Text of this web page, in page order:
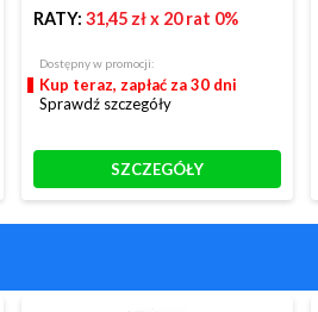
RATY: 31,45 złx 20 rat 0%
Dostępny w promocji:
Kup teraz, zapłać za 30 dni
Sprawdź szczegóły
SZCZEGÓŁY